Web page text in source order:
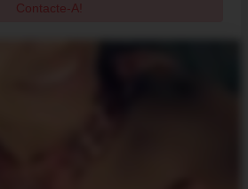
Contacte-A!